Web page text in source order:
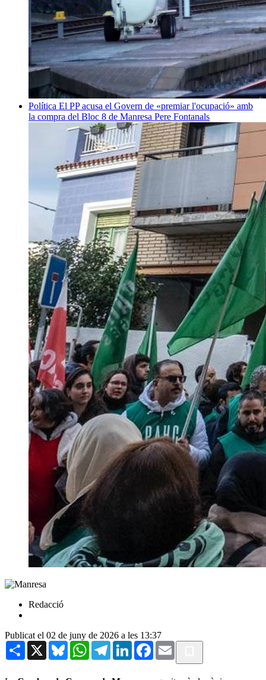
Política El PP acusa el Govern de «premiar l'ocupació» amb
la compra del Bloc 8 de Manresa Pere Fontanals
Redacció
Publicat el 02 de juny de 2026 a les 13:37
Share X BlueskyWhatsAppTelegramLinkedInFacebook
Email